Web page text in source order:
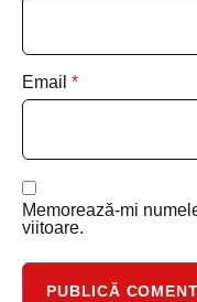
Email *
Memorează-mi
viitoare.